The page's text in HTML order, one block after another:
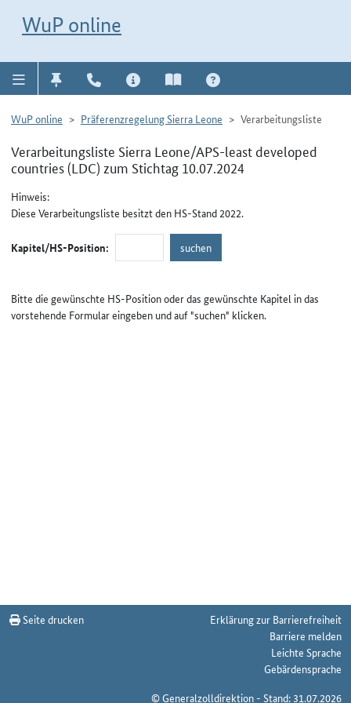
WuP online
WuP online Präferenzregelung Sierra Leone Verarbeitungsliste
Verarbeitungsliste Sierra Leone/APS-least developed
countries (LDC) zum Stichtag 10.07.2024
Hinweis:
Diese Verarbeitungsliste besitzt den HS-Stand 2022.
Kapitel/HS-Position:
Bitte die gewünschte HS-Position oder das gewünschte Kapitel in das
vorstehende Formular eingeben und auf "suchen" klicken.
Seite drucken
Erklärung zur Barrierefreiheit
Barriere melden
Leichte Sprache
Gebärdensprache
© Generalzolldirektion - Stand: 31.07.2026